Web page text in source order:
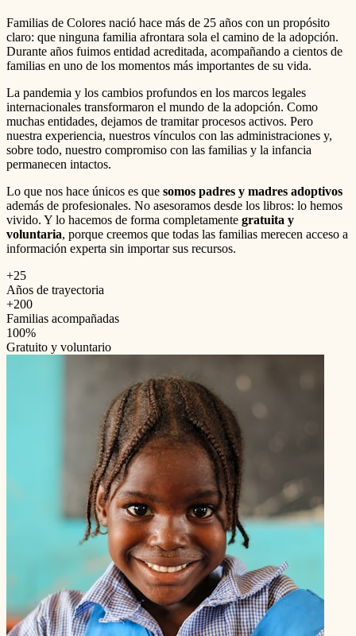
Familias de Colores nació hace más de 25 años con un propósito
claro: que ninguna familia afrontara sola el camino de la adopción.
Durante años fuimos entidad acreditada, acompañando a cientos de
familias en uno de los momentos más importantes de su vida.
La pandemia y los cambios profundos en los marcos legales
internacionales transformaron el mundo de la adopción. Como
muchas entidades, dejamos de tramitar procesos activos. Pero
nuestra experiencia, nuestros vínculos con las administraciones y,
sobre todo, nuestro compromiso con las familias y la infancia
permanecen intactos.
Lo que nos hace únicos es que somos padres y madres adoptivos
además de profesionales. No asesoramos desde los libros: lo hemos
vivido. Y lo hacemos de forma completamente gratuita y
voluntaria, porque creemos que todas las familias merecen acceso a
información experta sin importar sus recursos.
+25
Años de trayectoria
+200
Familias acompañadas
100%
Gratuito y voluntario